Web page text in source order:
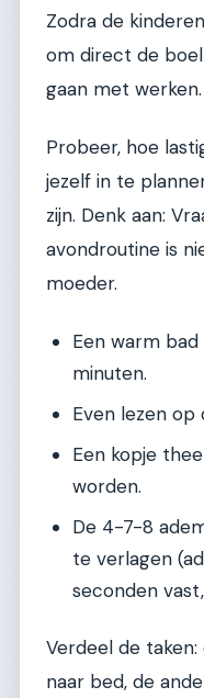
Zodra de
om direct de
gaan met werken.
Probeer, hoe
jezelf in te
zijn. Denk aan:
avondroutine is
moeder.
Een warm
minuten.
Even lezen op
Een kopje
worden.
De 4-7-8
te verlagen
seconden
Verdeel de
naar bed, de